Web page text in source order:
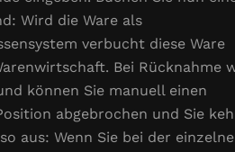
Wird die Ware als
verbucht diese Ware
Bei Rücknahme
können Sie manuell einen
abgebrochen und Sie
aus: Wenn Sie bei der